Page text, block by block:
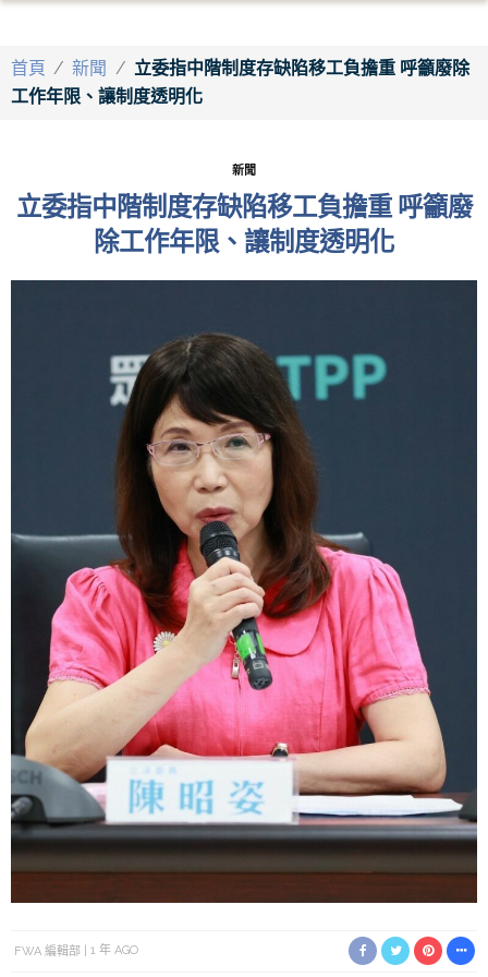
首頁 / 新聞 / 立委指中階制度存缺陷移工負擔重 呼籲廢除
工作年限、讓制度透明化
新聞
立委指中階制度存缺陷移工負擔重 呼籲廢
除工作年限、讓制度透明化
FWA 編輯部 1 年 AGO